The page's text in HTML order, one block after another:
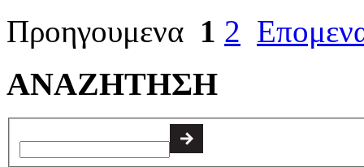
Προηγουμενα 1 2
ΑΝΑΖΗΤΗΣΗ